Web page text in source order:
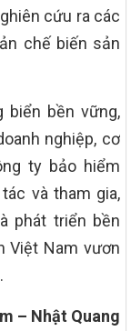
cứu ra các
chế biến sản
biển bền vững,
nghiệp, cơ
ty bảo hiểm
và tham gia,
phát triển bền
Việt Nam vươn
– Nhật Quang